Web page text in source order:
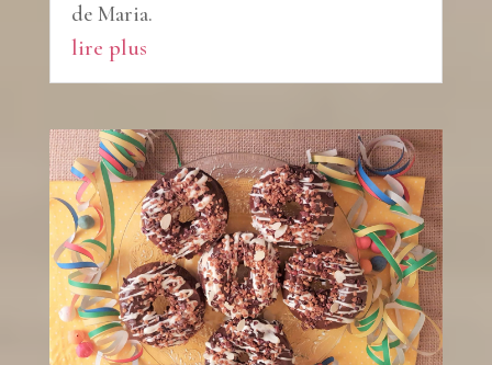
de Maria.
lire plus